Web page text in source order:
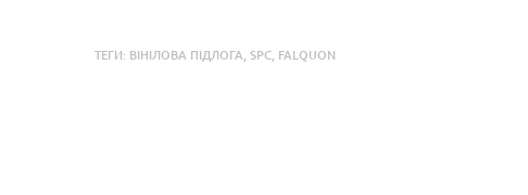
ТЕГИ: ВІНІЛОВА ПІДЛОГА SPC FALQUON